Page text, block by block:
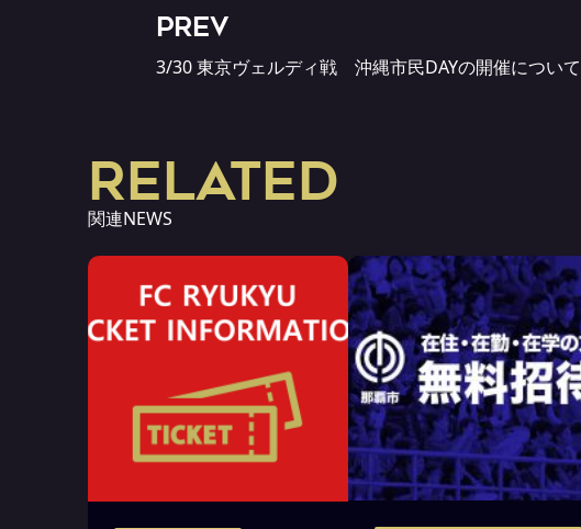
PREV
3/30 東京ヴェルディ戦 沖縄市民DAYの開催について
RELATED
関連NEWS